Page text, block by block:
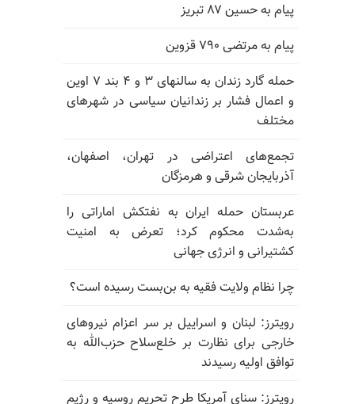
پیام به حسین ۸۷ تبریز
پیام به مرتضی ۷۹۰ قزوین
حمله گارد زندان به سالنهای ۳ و ۴ بند ۷ اوین
و اعمال فشار بر زندانیان سیاسی در شهرهای
مختلف
تجمع‌های اعتراضی در تهران، اصفهان،
آذربایجان شرقی و هرمزگان
عربستان حمله ایران به نفتکش اماراتی را
به‌شدت محکوم کرد؛ تعرض به امنیت
کشتیرانی و انرژی جهانی
چرا نظام ولایت فقیه به بن‌بست رسیده است؟
رویترز: لبنان و اسراییل بر سر اعزام نیروهای
خارجی برای نظارت بر خلع‌سلاح حزب‌الله به
توافق اولیه رسیدند
رویترز: سنای آمریکا طرح تحریم روسیه و رژیم